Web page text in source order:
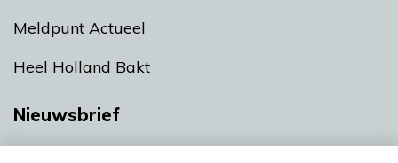
Meldpunt Actueel
Heel Holland Bakt
Nieuwsbrief